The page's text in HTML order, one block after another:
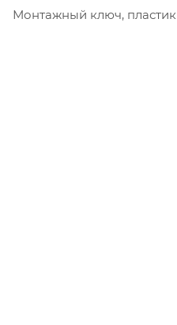
Монтажный ключ, пластик